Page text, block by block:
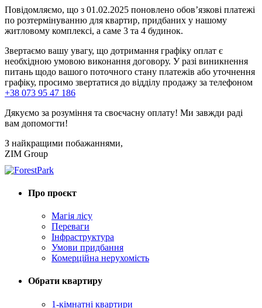
Повідомляємо, що з 01.02.2025 поновлено обов’язкові платежі
по розтермінуванню для квартир, придбаних у нашому
житловому комплексі, а саме 3 та 4 будинок.
Звертаємо вашу увагу, що дотримання графіку оплат є
необхідною умовою виконання договору. У разі виникнення
питань щодо вашого поточного стану платежів або уточнення
графіку, просимо звертатися до відділу продажу за телефоном
+38 073 95 47 186
Дякуємо за розуміння та своєчасну оплату! Ми завжди раді
вам допомогти!
З найкращими побажаннями,
ZIM Group
Про проєкт
Магія лісу
Переваги
Інфраструктура
Умови придбання
Комерційна нерухомість
Обрати квартиру
1-кімнатні квартири